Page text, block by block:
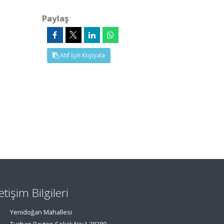
Paylaş
Atıf İçin Kopyala
Bilgileri
Yenidoğan Mahallesi